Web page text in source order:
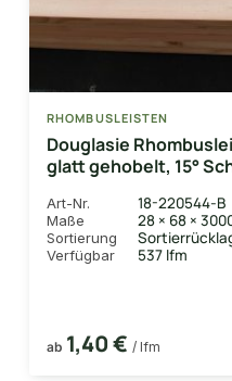
RHOMBUSLEISTEN
Douglasie
glatt gehobelt, 15°
Art-Nr. 18-220544-B
Maße 28 × 68 ×
Sortierung
Verfügbar 537 lfm
ab 1,40 € / lfm